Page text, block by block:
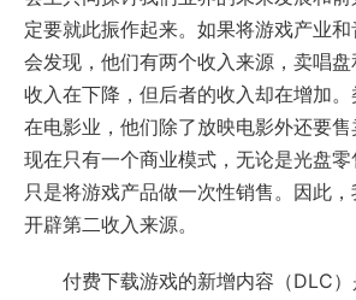
定要就此振作起来。如果将游戏产业
会发现，他们有两个收入来源，卖唱
收入在下降，但后者的收入却在增加
在电影业，他们除了放映电影外还要
现在只有一个商业模式，无论是光盘
只是将游戏产品做一次性销售。因此
开辟第二收入来源。
付费下载游戏的新增内容（DLC）